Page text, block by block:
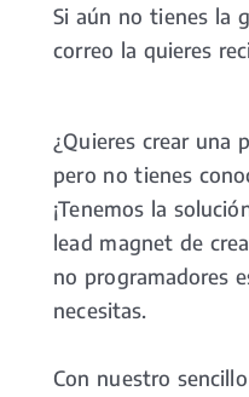
Si aún no tienes la
correo la quieres
¿Quieres crear una
pero no tienes
¡Tenemos la
lead magnet de
no programadores
necesitas.
Con nuestro